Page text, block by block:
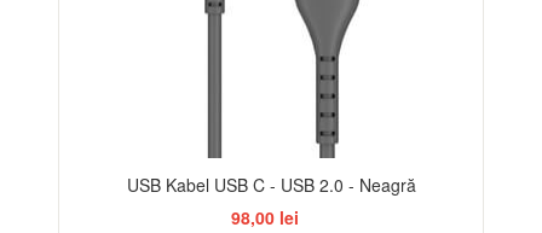
USB Kabel USB C - USB 2.0 - Neagră
98,00 lei